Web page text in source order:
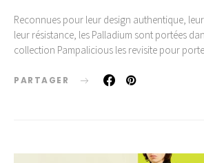
Reconnues pour leur design authentique,
leur résistance, les Palladium sont portées
collection Pampalicious les revisite pour
PARTAGER